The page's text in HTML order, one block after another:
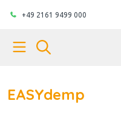
+49 2161 9499 000
EASYdemp